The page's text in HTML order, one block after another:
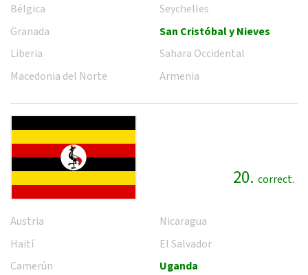
Bélgica
Granada
Liberia
Macedonia del Norte
Seychelles
San Cristóbal y Nieves
Sahara Occidental
Armenia
20. correct.
Austria
Haití
Camerún
Nicaragua
El Salvador
Uganda